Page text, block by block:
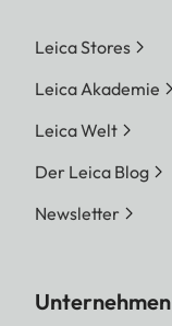
Leica Stores
Leica Akademie
Leica Welt
Der Leica Blog
Newsletter
Unternehmen